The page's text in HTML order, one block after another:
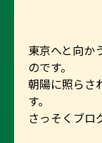
東京へと向か
のです。
朝陽に照らさ
す。
さっそくブロ